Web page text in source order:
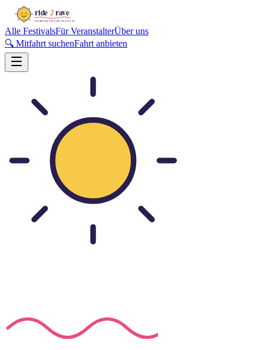
Alle FestivalsFür VeranstalterÜber uns
🔍 Mitfahrt suchenFahrt anbieten